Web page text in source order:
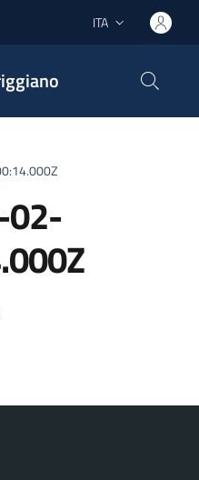
Lingua attiva:
ITA